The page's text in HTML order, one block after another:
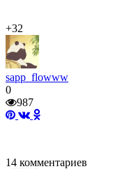
+32
sapp_flowww
0
987
14 комментариев